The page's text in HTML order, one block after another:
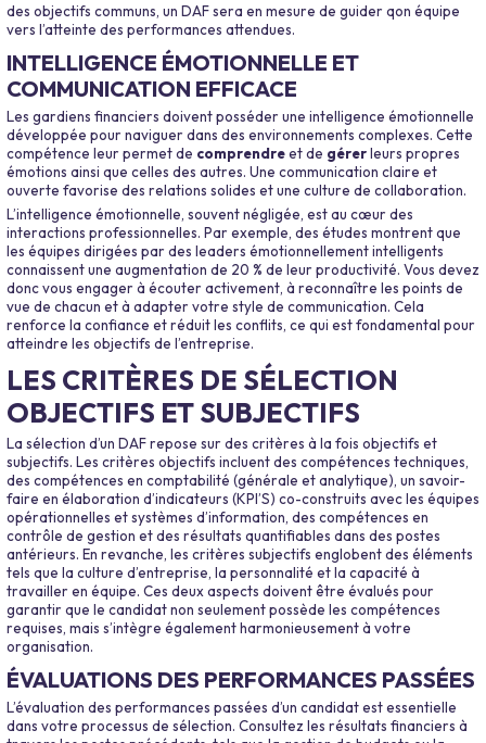
des objectifs communs, un DAF sera en mesure de guider qon équipe
vers l’atteinte des performances attendues.
INTELLIGENCE ÉMOTIONNELLE ET
COMMUNICATION EFFICACE
Les gardiens financiers doivent posséder une intelligence émotionnelle
développée pour naviguer dans des environnements complexes. Cette
compétence leur permet de comprendreet de gérerleurs propres
émotions ainsi que celles des autres. Une communication claire et
ouverte favorise des relations solides et une culture de collaboration.
L’intelligence émotionnelle, souvent négligée, est au cœur des
interactions professionnelles. Par exemple, des études montrent que
les équipes dirigées par des leaders émotionnellement intelligents
connaissent une augmentation de 20 % de leur productivité. Vous devez
donc vous engager à écouter activement, à reconnaître les points de
vue de chacun et à adapter votre style de communication. Cela
renforce la confiance et réduit les conflits, ce qui est fondamental pour
atteindre les objectifs de l’entreprise.
LES CRITÈRES DE SÉLECTION
OBJECTIFS ET SUBJECTIFS
La sélection d’un DAF repose sur des critères à la fois objectifs et
subjectifs. Les critères objectifs incluent des compétences techniques,
des compétences en comptabilité (générale et analytique), un savoir-
faire en élaboration d’indicateurs (KPI’S) co-construits avec les équipes
opérationnelles et systèmes d’information, des compétences en
contrôle de gestion et des résultats quantifiables dans des postes
antérieurs. En revanche, les critères subjectifs englobent des éléments
tels que la culture d’entreprise, la personnalité et la capacité à
travailler en équipe. Ces deux aspects doivent être évalués pour
garantir que le candidat non seulement possède les compétences
requises, mais s’intègre également harmonieusement à votre
organisation.
ÉVALUATIONS DES PERFORMANCES PASSÉES
L’évaluation des performances passées d’un candidat est essentielle
dans votre processus de sélection. Consultez les résultats financiers à